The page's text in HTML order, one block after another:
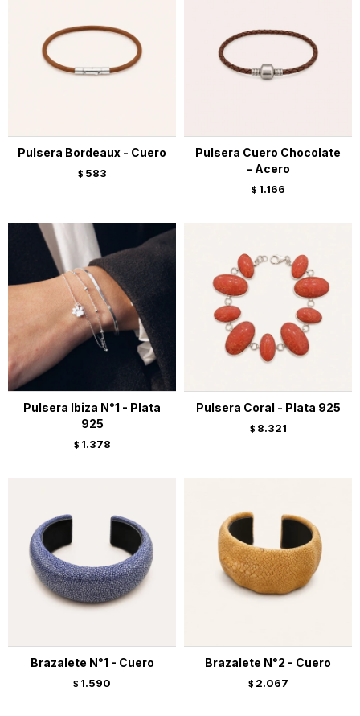
Pulsera Bordeaux - Cuero
$ 583
Pulsera Cuero Chocolate
- Acero
$ 1.166
Pulsera Ibiza N°1 - Plata
925
$ 1.378
Pulsera Coral - Plata 925
$ 8.321
Brazalete N°1 - Cuero
$ 1.590
Brazalete N°2 - Cuero
$ 2.067